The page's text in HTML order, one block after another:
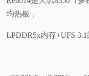
均热板，
LPDDR5x内存+UFS 3.1